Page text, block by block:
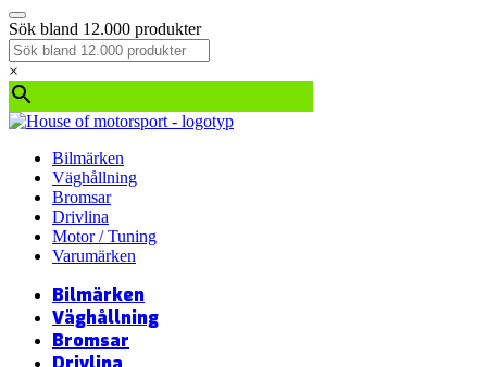
Sök bland 12.000 produkter
×
Bilmärken
Väghållning
Bromsar
Drivlina
Motor / Tuning
Varumärken
Bilmärken
Väghållning
Bromsar